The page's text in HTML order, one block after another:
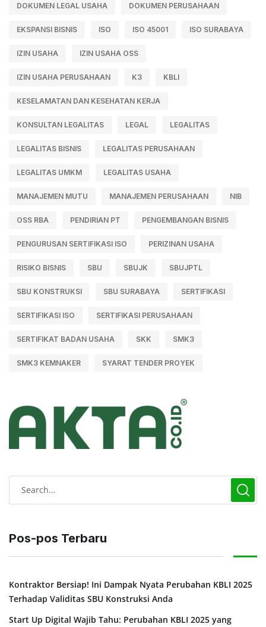
DOKUMEN LEGAL USAHA DOKUMEN PERUSAHAAN
EKSPANSI BISNIS ISO ISO 45001 ISO SURABAYA
IZIN USAHA IZIN USAHA OSS
IZIN USAHA PERUSAHAAN K3 KBLI
KESELAMATAN DAN KESEHATAN KERJA
KONSULTAN LEGALITAS LEGAL LEGALITAS
LEGALITAS BISNIS LEGALITAS PERUSAHAAN
LEGALITAS UMKM LEGALITAS USAHA
MANAJEMEN MUTU MANAJEMEN PERUSAHAAN NIB
OSS RBA PENDIRIAN PT PENGEMBANGAN BISNIS
PENGURUSAN SERTIFIKASI ISO PERIZINAN USAHA
RISIKO BISNIS SBU SBUJK SBUJPTL
SBU KONSTRUKSI SBU SURABAYA SERTIFIKASI
SERTIFIKASI ISO SERTIFIKASI PERUSAHAAN
SERTIFIKAT BADAN USAHA SKK SMK3
SMK3 KEMNAKER SYARAT TENDER PROYEK
Pos-pos Terbaru
Kontraktor Bersiap! Ini Dampak Nyata Perubahan KBLI 2025
Terhadap Validitas SBU Konstruksi Anda
Start Up Digital Wajib Tahu: Perubahan KBLI 2025 yang